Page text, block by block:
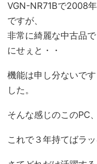
VGN-NR71Bで2008
ですが、
非常に綺麗な中古品
にせぇと・・
機能は申し分ないで
した。
そんな感じのこのPC
これで３年持てばラッ